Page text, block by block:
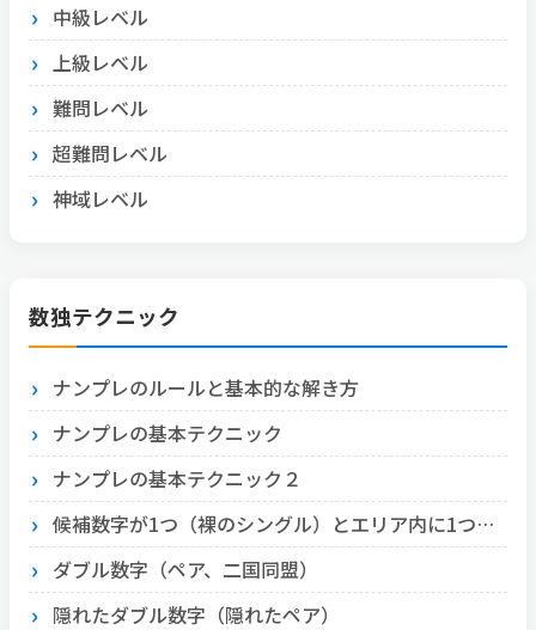
中級レベル
上級レベル
難問レベル
超難問レベル
神域レベル
数独テクニック
ナンプレのルールと基本的な解き方
ナンプレの基本テクニック
ナンプレの基本テクニック２
候補数字が1つ（裸のシングル）とエリア内に1つ（隠れたシングル）
ダブル数字（ペア、二国同盟）
隠れたダブル数字（隠れたペア）